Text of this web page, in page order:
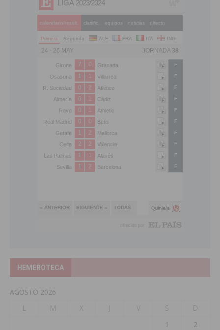
HEMEROTECA
AGOSTO 2026
L
M X J V S
D
1
2